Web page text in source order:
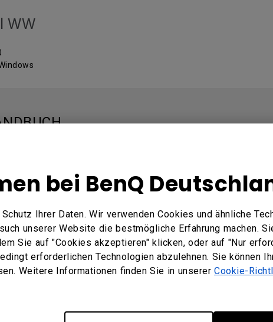
bei BenQ
Ihrer Daten. Wir verwenden Cookies und ähnliche
unserer Website die bestmögliche Erfahrung machen.
Sie auf "Cookies akzeptieren" klicken, oder auf "Nur
erforderlichen Technologien abzulehnen. Sie können
Weitere Informationen finden Sie in unserer Cookie-
WW
Guide